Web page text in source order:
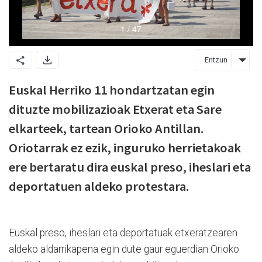
Entzun
Euskal Herriko 11 hondartzatan egin
dituzte mobilizazioak Etxerat eta Sare
elkarteek, tartean Orioko Antillan.
Oriotarrak ez ezik, inguruko herrietakoak
ere bertaratu dira euskal preso, iheslari eta
deportatuen aldeko protestara.
Euskal preso, iheslari eta deportatuak etxeratzearen
aldeko aldarrikapena egin dute gaur eguerdian Orioko